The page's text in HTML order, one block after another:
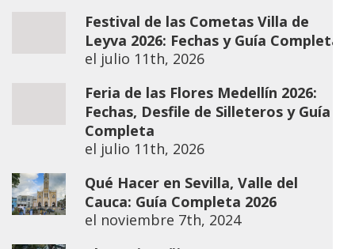
Festival de las Cometas Villa de
Leyva 2026: Fechas y Guía Completa
el julio 11th, 2026
Feria de las Flores Medellín 2026:
Fechas, Desfile de Silleteros y Guía
Completa
el julio 11th, 2026
Qué Hacer en Sevilla, Valle del
Cauca: Guía Completa 2026
el noviembre 7th, 2024